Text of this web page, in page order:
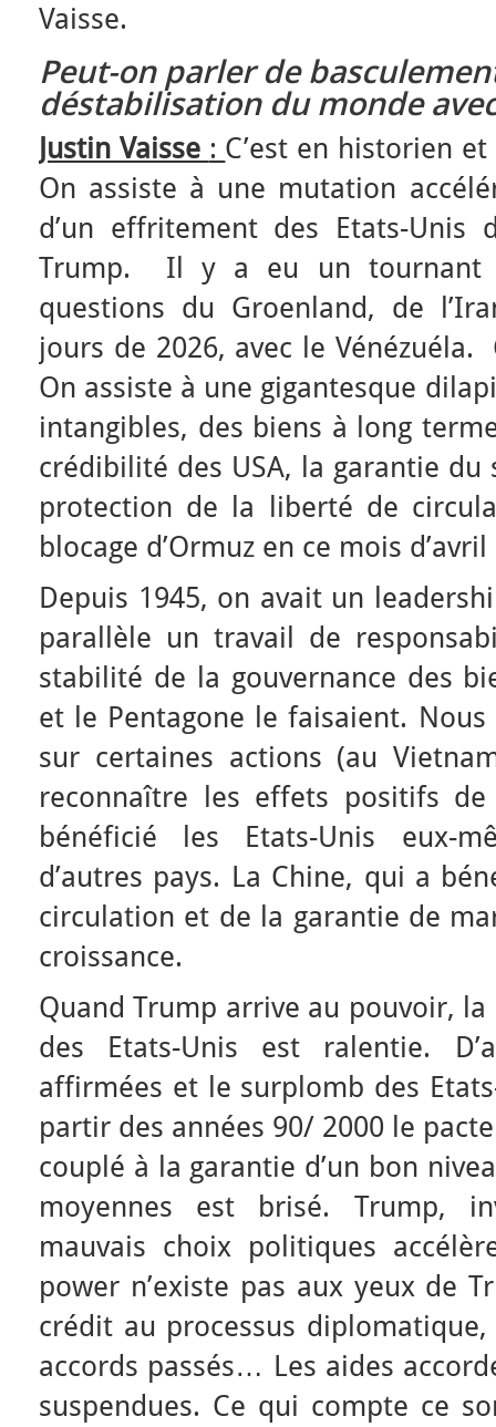
Vaisse.
Peut-on parler de
déstabilisation du monde
Justin Vaisse : C’est en historien
On assiste à une mutation
d’un effritement des Etats-Unis
Trump. Il y a eu un tournant
questions du Groenland, de
jours de 2026, avec le
On assiste à une gigantesque
intangibles, des biens à long
crédibilité des USA, la garantie
protection de la liberté de
blocage d’Ormuz en ce mois d’avril
Depuis 1945, on avait un
parallèle un travail de
stabilité de la gouvernance des
et le Pentagone le faisaient. Nous
sur certaines actions (au
reconnaître les effets positifs
bénéficié les Etats-Unis eux-
d’autres pays. La Chine, qui a
circulation et de la garantie de
croissance.
Quand Trump arrive au pouvoir,
des Etats-Unis est ralentie.
affirmées et le surplomb des
partir des années 90/ 2000 le
couplé à la garantie d’un bon
moyennes est brisé. Trump,
mauvais choix politiques
power n’existe pas aux yeux de
crédit au processus
accords passés… Les aides
suspendues. Ce qui compte ce